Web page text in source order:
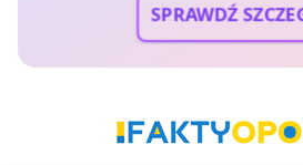
SPRAWDŹ